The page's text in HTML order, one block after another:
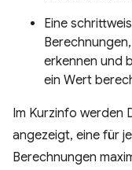
Eine
erkennen und
ein Wert
Im Kurzinfo werden
angezeigt, eine für
Berechnungen